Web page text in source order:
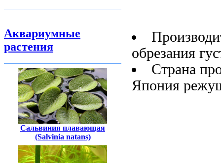
Аквариумные
растения
Сальвиния плавающая
(Salvinia natans)
обрезания
Страна
Япония